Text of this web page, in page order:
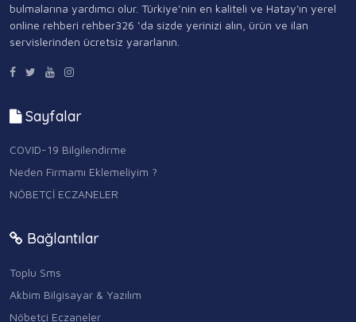
bulmalarına yardımcı olur. Türkiye’nin en kaliteli ve Hatay'ın yerel
online rehberi rehber326 ‘da sizde yerinizi alın, ürün ve ilan
servislerinden ücretsiz yararlanın.
Sayfalar
COVID-19 Bilgilendirme
Neden Firmamı Eklemeliyim ?
NÖBETÇİ ECZANELER
Bağlantılar
Toplu Sms
Akbim Bilgisayar & Yazılım
Nöbetçi Eczaneler